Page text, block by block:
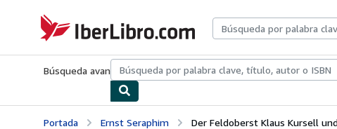
IberLibro.com
Búsqueda avanzadaColecciones Libros antiguosArte y
Portada Ernst Seraphim Der Feldoberst Klaus Kursell